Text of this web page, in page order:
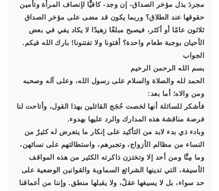
مجردَ بذل مؤخر الصداق- إن وجد- كافيًّا لإنصاف المرأة وتأمين
حقوقها عند الطلاق؟ وربما يكون قد مضى على مؤخر الصداق
ثلاثون عامًا أو أكثر، فيصبح مبلغًا زهيدًا لا يكاد يفي في بعض
الأحيان بوجبة طعام واحدة؟ أفتونا ولا تفتنونا! بارك الله فيكم.
الجواب
بسم الله الرحمن الرحيم
الحمد لله والصلاة والسلام على رسول الله، وعلى آله وصحبه
ومن والاه؛ أما بعد:
فأشكر للسائلة أنها لخصت حُجَج القائلين بهذا القول، وأتاحت لنا
فرصة مناقشة هذه المدارك والرد عليها بهدوء.
وبادء ذي بدء لابد من التأكيد على إنكار ما يتعرض له كثيرٌ من
النساء من مظالم الأزواج، وتجبرهم، واستطالتهم على نسائهن،
وما مِنَّا ومن أحد إلا وتختزن ذاكرته الكثير من هذه المواقف
الأسيفة، التي تدينها الشرائع السماوية والقوانين الوضعية على
حد سواء، بل لا يسيغها عقلٌ، ولا يقبلها منطق. وإننا من أعماقنا